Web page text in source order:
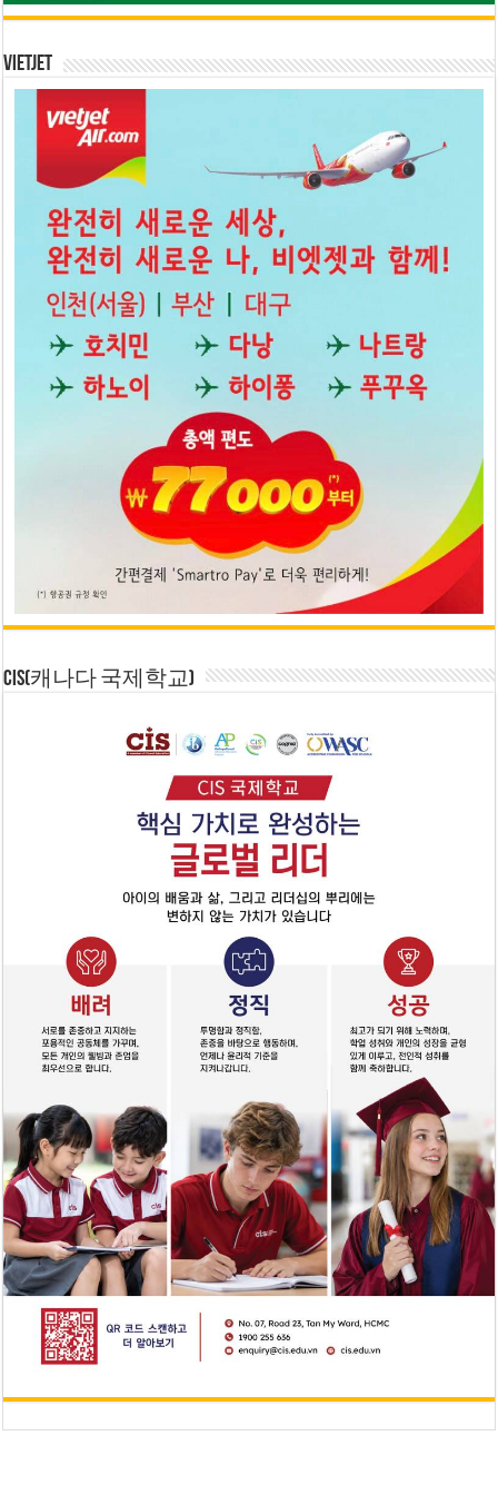
Vietjet
CIS(캐나다 국제학교)